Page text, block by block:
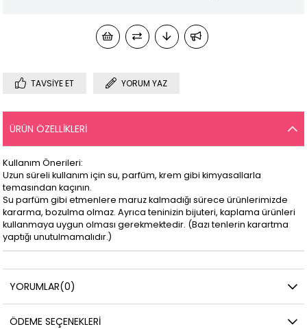
TAVSIYE ET YORUM YAZ
ÜRÜN ÖZELLIKLERI
Kullanım Önerileri:
Uzun süreli kullanım için su, parfüm, krem gibi kimyasallarla
temasından kaçının.
Su parfüm gibi etmenlere maruz kalmadığı sürece ürünlerimizde
kararma, bozulma olmaz. Ayrıca teninizin bijuteri, kaplama ürünleri
kullanmaya uygun olması gerekmektedir. (Bazı tenlerin karartma
yaptığı unutulmamalıdır.)
YORUMLAR(0)
ÖDEME SEÇENEKLERI